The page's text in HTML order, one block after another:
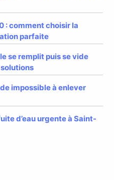
: comment choisir la
parfaite
se remplit puis se vide
impossible à enlever
d’eau urgente à Saint-